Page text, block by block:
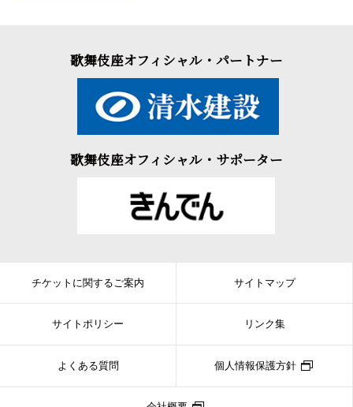
歌舞伎座オフィシャル・パートナー
歌舞伎座オフィシャル・サポーター
チケットに関するご案内 サイトマップ
サイトポリシー リンク集
よくある質問 個人情報保護方針